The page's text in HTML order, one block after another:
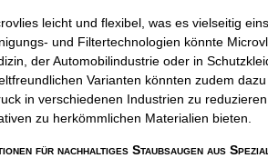
leicht und flexibel, was es vielseitig
und Filtertechnologien könnte
der Automobilindustrie oder in
Varianten könnten zudem
in verschiedenen Industrien zu
zu herkömmlichen Materialien bieten.
für nachhaltiges Staubsaugen aus